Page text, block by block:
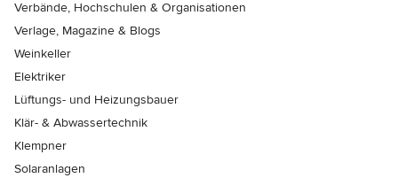
Verbände, Hochschulen & Organisationen
Verlage, Magazine & Blogs
Weinkeller
Elektriker
Lüftungs- und Heizungsbauer
Klär- & Abwassertechnik
Klempner
Solaranlagen